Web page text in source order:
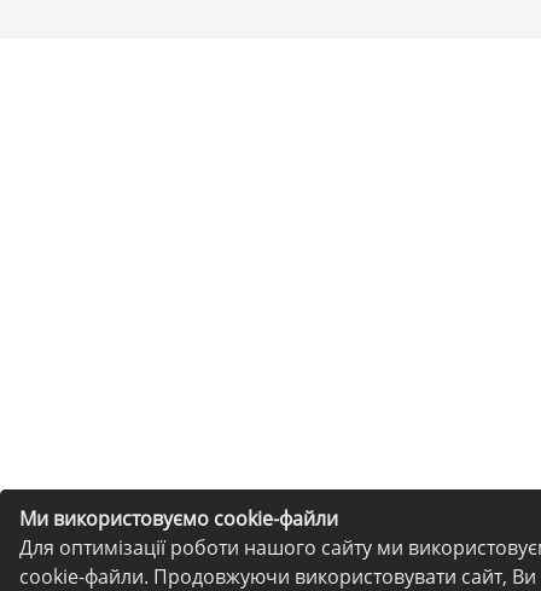
Ми використовуємо cookie-файли
Для оптимізації роботи нашого сайту ми
cookie-файли. Продовжуючи використовувати сайт, Ви